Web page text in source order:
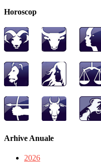
Horoscop
Arhive Anuale
2026